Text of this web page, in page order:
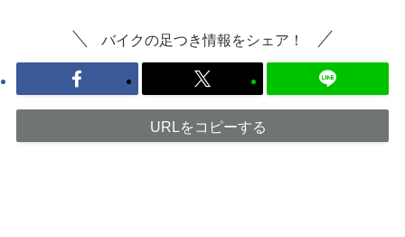
バイクの足つき情報をシェア！
URLをコピーする